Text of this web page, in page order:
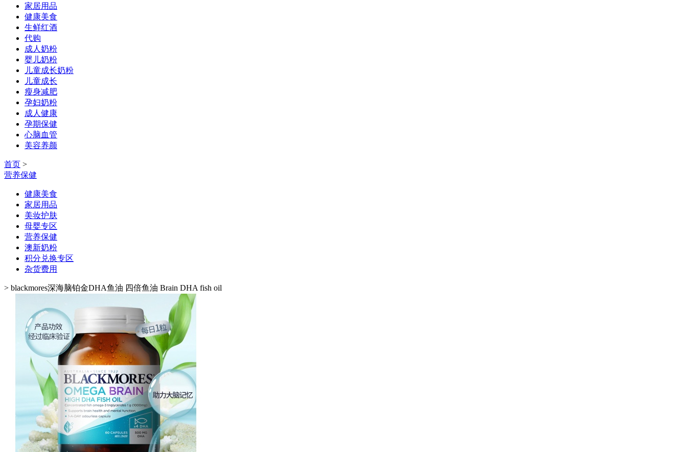
家居用品
健康美食
生鲜红酒
代购
成人奶粉
婴儿奶粉
儿童成长奶粉
儿童成长
瘦身减肥
孕妇奶粉
成人健康
孕期保健
心脑血管
美容养颜
首页 >
营养保健
健康美食
家居用品
美妆护肤
母婴专区
营养保健
澳新奶粉
积分兑换专区
杂货费用
> blackmores深海脑铂金DHA鱼油 四倍鱼油 Brain DHA fish oil